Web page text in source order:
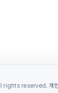
rights reserved.개